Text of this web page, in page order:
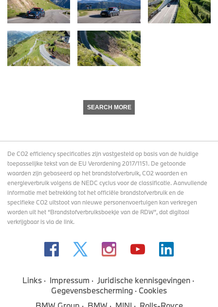
SEARCH MORE
De CO2 efficiency specificaties zijn vastgesteld op basis van de huidige
toepasselijke tekst van de EU Verordening 2017/1151. De getoonde
waarden zijn gebaseerd op het brandstofverbruik, CO2 waarden en
energieverbruik volgens de NEDC cyclus voor de classificatie. Aanvullende
informatie met betrekking tot het officiële brandstofverbruik en de
specifieke CO2 uitstoot van nieuwe personenvoertuigen kan verkregen
worden uit het “Brandstofverbruiksboekje van de RDW”, dat digitaal
verkrijgbaaris via de link.
Links Impressum
Juridische kennisgevingen
Gegevensbescherming
Cookies